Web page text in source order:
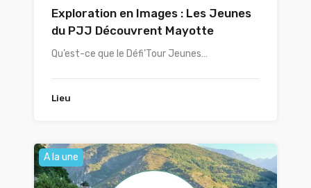
Exploration en Images : Les Jeunes
du PJJ Découvrent Mayotte
Qu’est-ce que le Défi’Tour Jeunes…
Lieu
A la une